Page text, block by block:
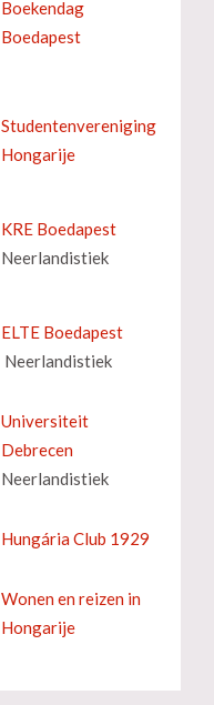
Boekendag
Boedapest
Studentenvereniging
Hongarije
KRE Boedapest
Neerlandistiek
ELTE Boedapest
Neerlandistiek
Universiteit
Debrecen
Neerlandistiek
Hungária Club 1929
Wonen en reizen in
Hongarije